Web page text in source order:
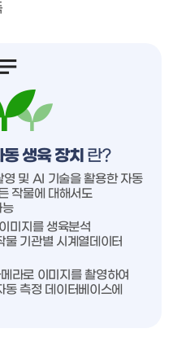
생육 장치 란?
및 AI 기술을 활용한 자동
작물에 대해서도
능
미지를 생육분석
기관별 시계열데이터
로 이미지를 촬영하여
측정 데이터베이스에